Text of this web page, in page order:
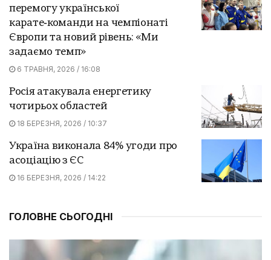
перемогу української
карате‑команди на чемпіонаті
Європи та новий рівень: «Ми
задаємо темп»
6 ТРАВНЯ, 2026 / 16:08
Росія атакувала енергетику
чотирьох областей
18 БЕРЕЗНЯ, 2026 / 10:37
Україна виконала 84% угоди про
асоціацію з ЄС
16 БЕРЕЗНЯ, 2026 / 14:22
ГОЛОВНЕ СЬОГОДНІ